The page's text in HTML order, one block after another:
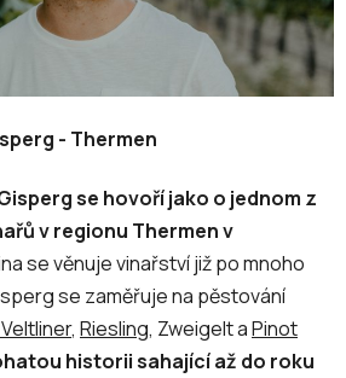
- Thermen
se hovoří jako o jednom z
v regionu Thermen v
se věnuje vinařství již po mnoho
se zaměřuje na pěstování
, Riesling, Zweigelt aPinot
historii sahající až do roku